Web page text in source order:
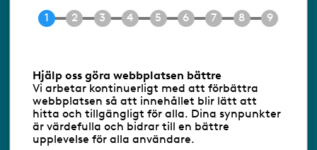
E-post info@gbf.se
Följ oss via RSS
Databasens namn:www.gbf.se-
Hjälp oss göra webbplatsen bättre
Vi arbetar kontinuerligt med att förbättra
webbplatsen så att innehållet blir lätt att
hitta och tillgängligt för alla. Dina synpunkter
är värdefulla och bidrar till en bättre
upplevelse för alla användare.